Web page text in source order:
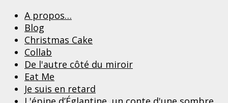
A propos…
Blog
Christmas Cake
Collab
De l'autre côté du miroir
Eat Me
Je suis en retard